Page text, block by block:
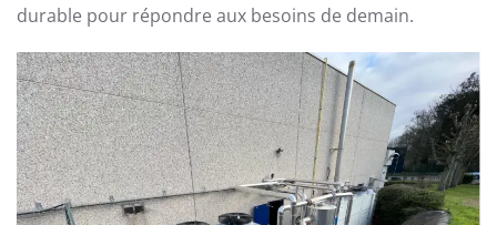
durable pour répondre aux besoins de demain.